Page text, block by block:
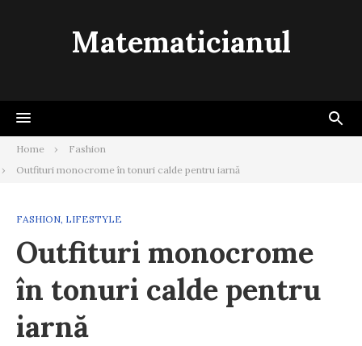
Matematicianul
Home
Fashion
Outfituri monocrome în tonuri calde pentru iarnă
FASHION, LIFESTYLE
Outfituri monocrome
în tonuri calde pentru
iarnă